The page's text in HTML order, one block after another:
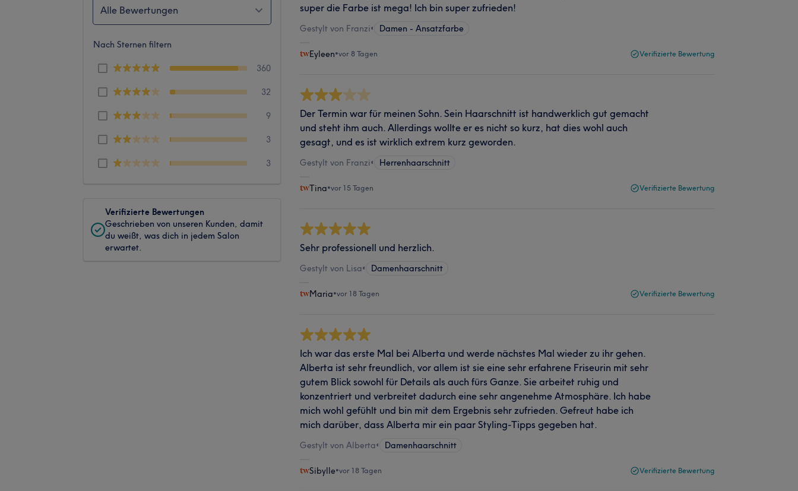
Alle Bewertungen
Nach Sternen filtern
360
32
9
3
3
Verifizierte Bewertungen
Geschrieben von unseren Kunden, damit
du weißt, was dich in jedem Salon
erwartet.
super die Farbe ist mega! Ich bin super zufrieden!
Gestylt von Franzi• Damen - Ansatzfarbe
Eyleen•vor 8 Tagen Verifizierte Bewertung
Der Termin war für meinen Sohn. Sein Haarschnitt ist handwerklich gut gemacht
und steht ihm auch. Allerdings wollte er es nicht so kurz, hat dies wohl auch
gesagt, und es ist wirklich extrem kurz geworden.
Gestylt von Franzi• Herrenhaarschnitt
Tina•vor 15 Tagen Verifizierte Bewertung
Sehr professionell und herzlich.
Gestylt von Lisa• Damenhaarschnitt
Maria•vor 18 Tagen Verifizierte Bewertung
Ich war das erste Mal bei Alberta und werde nächstes Mal wieder zu ihr gehen.
Alberta ist sehr freundlich, vor allem ist sie eine sehr erfahrene Friseurin mit sehr
gutem Blick sowohl für Details als auch fürs Ganze. Sie arbeitet ruhig und
konzentriert und verbreitet dadurch eine sehr angenehme Atmosphäre. Ich habe
mich wohl gefühlt und bin mit dem Ergebnis sehr zufrieden. Gefreut habe ich
mich darüber, dass Alberta mir ein paar Styling-Tipps gegeben hat.
Gestylt von Alberta• Damenhaarschnitt
Sibylle•vor 18 Tagen Verifizierte Bewertung